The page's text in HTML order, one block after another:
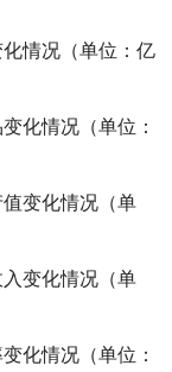
化情况（单位：亿
化情况（单位：
值变化情况（单
入变化情况（单
化情况（单位：